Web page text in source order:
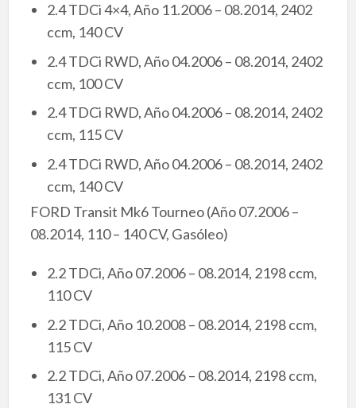
2.4 TDCi 4×4, Año 11.2006 – 08.2014, 2402
ccm, 140 CV
2.4 TDCi RWD, Año 04.2006 – 08.2014, 2402
ccm, 100 CV
2.4 TDCi RWD, Año 04.2006 – 08.2014, 2402
ccm, 115 CV
2.4 TDCi RWD, Año 04.2006 – 08.2014, 2402
ccm, 140 CV
FORD Transit Mk6 Tourneo (Año 07.2006 –
08.2014, 110 – 140 CV, Gasóleo)
2.2 TDCi, Año 07.2006 – 08.2014, 2198 ccm,
110 CV
2.2 TDCi, Año 10.2008 – 08.2014, 2198 ccm,
115 CV
2.2 TDCi, Año 07.2006 – 08.2014, 2198 ccm,
131 CV